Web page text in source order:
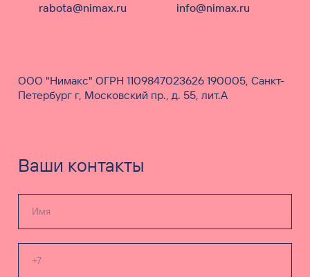
rabota@nimax.ru info@nimax.ru
ООО "Нимакс" ОГРН 1109847023626 190005, Санкт-
Петербург г, Московский пр., д. 55, лит.А
Ваши контакты